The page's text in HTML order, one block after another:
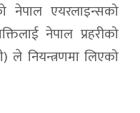
नेपाल एयरलाइन्सको
नेपाल प्रहरीको
ले नियन्त्रणमा लिएको